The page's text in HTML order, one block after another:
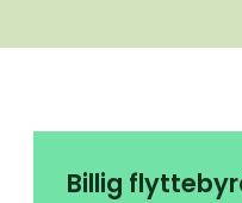
Billig